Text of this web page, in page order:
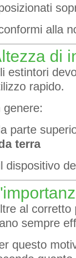
alla
di
estintori
rapido.
genere:
parte
terra
dispositivo
al corretto
sempre
questo